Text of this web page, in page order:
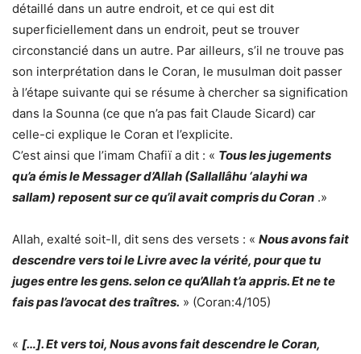
détaillé dans un autre endroit, et ce qui est dit
superficiellement dans un endroit, peut se trouver
circonstancié dans un autre. Par ailleurs, s’il ne trouve pas
son interprétation dans le Coran, le musulman doit passer
à l’étape suivante qui se résume à chercher sa signification
dans la Sounna (ce que n’a pas fait Claude Sicard) car
celle-ci explique le Coran et l’explicite.
C’est ainsi que l’imam Chafiï a dit : « Tous les jugements
qu’a émis le Messager d’Allah (Sallallâhu ‘alayhi wa
sallam) reposent sur ce qu’il avait compris du Coran .»
Allah, exalté soit-Il, dit sens des versets : « Nous avons fait
descendre vers toi le Livre avec la vérité, pour que tu
juges entre les gens. selon ce qu’Allah t’a appris. Et ne te
fais pas l’avocat des traîtres. » (Coran:4/105)
« […]. Et vers toi, Nous avons fait descendre le Coran,